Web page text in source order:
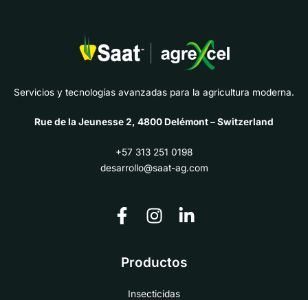
Servicios y tecnologías avanzadas para la agricultura moderna.
Rue de la Jeunesse 2, 4800 Delémont – Switzerland
+57 313 251 0198
desarrollo@saat-ag.com
Productos
Insecticidas